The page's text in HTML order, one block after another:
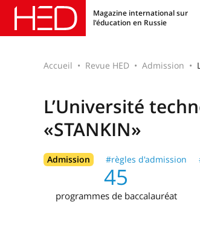
Magazine international sur
l'éducation en Russie
Accueil Revue HED Admission
L’Université
«STANKIN»
Admission #règles d'admission
45
programmes de baccalauréat